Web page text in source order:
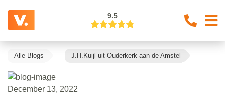
9.5
Alle Blogs J.H.Kuijl uit Ouderkerk aan de Amstel
December 13, 2022